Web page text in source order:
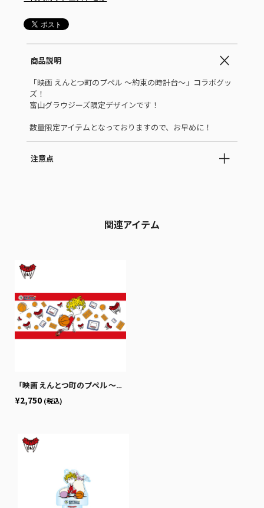
商品説明
「映画 えんとつ町のプペル ～約束の時計台～」コラボグッ
ズ！
富山グラウジーズ限定デザインです！
数量限定アイテムとなっておりますので、お早めに！
注意点
関連アイテム
「映画 えんとつ町のプペル 〜約束の時計台〜」コラボ クラブ別フェイスタオル
¥2,750 (税込)